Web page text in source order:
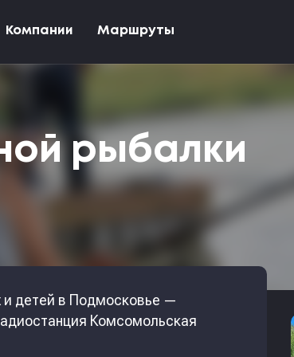
Компании Маршруты
рыбалки
и детей в Подмосковье —
Комсомольская